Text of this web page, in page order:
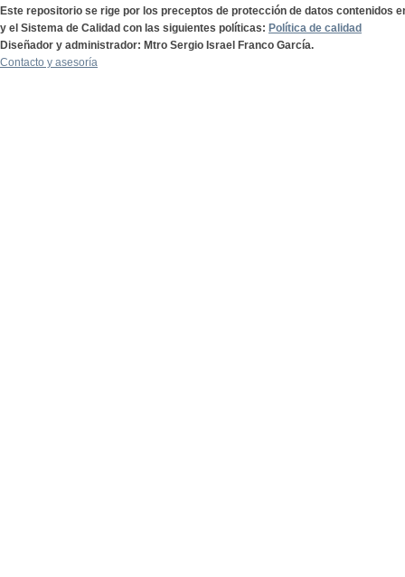
Este repositorio se rige por los preceptos de protección de datos contenidos
y el Sistema de Calidad con las siguientes políticas: Política de calidad
Diseñador y administrador: Mtro Sergio Israel Franco García.
Contacto y asesoría